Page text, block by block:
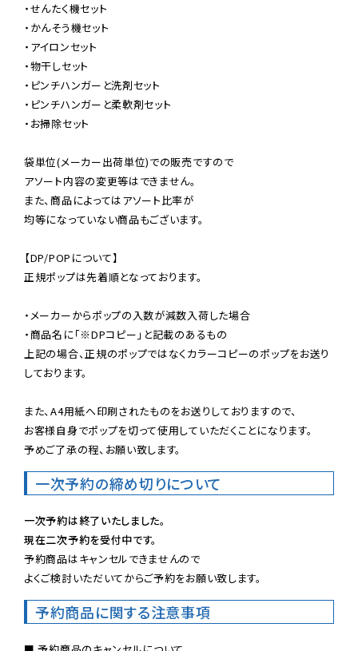
・せんたく機セット
・かんそう機セット
・アイロンセット
・物干しセット
・ピンチハンガーと洗剤セット
・ピンチハンガーと柔軟剤セット
・お掃除セット
袋単位(メーカー出荷単位)での販売ですので
アソート内容の変更等はできません。
また、商品によってはアソート比率が
均等になっていない商品もございます。
【DP/POPについて】
正規ポップは先着順となっております。
・メーカーからポップの入数が減数入荷した場合
・商品名に「※DPコピー」と記載のあるもの
上記の場合、正規のポップではなくカラーコピーのポップをお送り
しております。
また、A4用紙へ印刷されたものをお送りしておりますので、
お客様自身でポップを切って使用していただくことになります。
予めご了承の程、お願い致します。
一次予約の締め切りについて
一次予約は終了いたしました。
現在二次予約を受付中です。
予約商品はキャンセルできませんので
よくご検討いただいてからご予約をお願い致します。
予約商品に関する注意事項